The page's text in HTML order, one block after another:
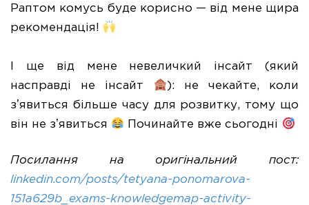
Раптом комусь буде корисно — від мене щира
рекомендація!
І ще від мене невеличкий інсайт (який
насправді не інсайт
): не чекайте, коли
зʼявиться більше часу для розвитку, тому що
він не зʼявиться
Починайте вже сьогодні
Посилання на оригінальний пост:
linkedin.com/posts/tetyana-ponomarova-
151a629b_exams-knowledgemap-activity-